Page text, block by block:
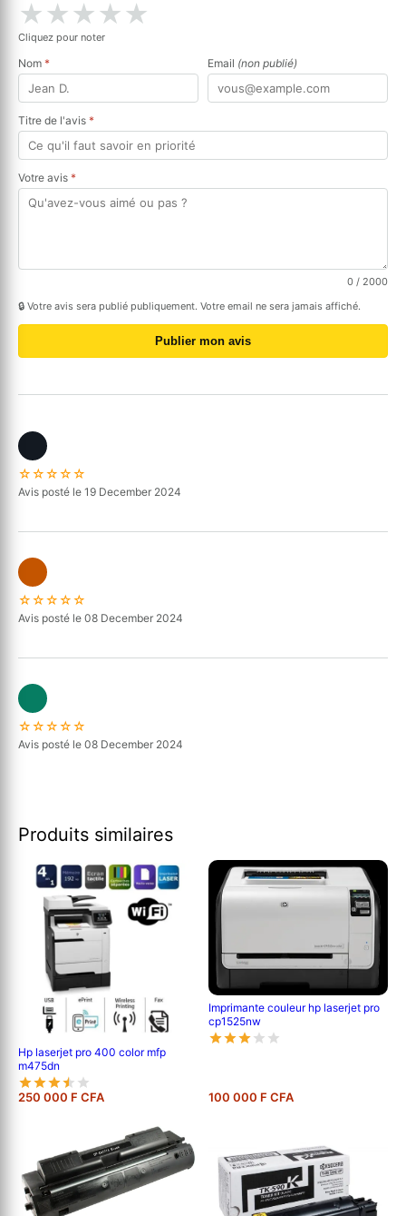
★★★★★
Cliquez pour noter
Nom * Email (non publié)
Titre de l'avis *
Votre avis *
0 / 2000
🔒 Votre avis sera publié publiquement. Votre email ne sera jamais affiché.
Publier mon avis
☆☆☆☆☆
Avis posté le 19 December 2024
☆☆☆☆☆
Avis posté le 08 December 2024
☆☆☆☆☆
Avis posté le 08 December 2024
Produits similaires
Hp laserjet pro 400 color mfp
m475dn
250 000 F CFA
Imprimante couleur hp laserjet pro
cp1525nw
100 000 F CFA